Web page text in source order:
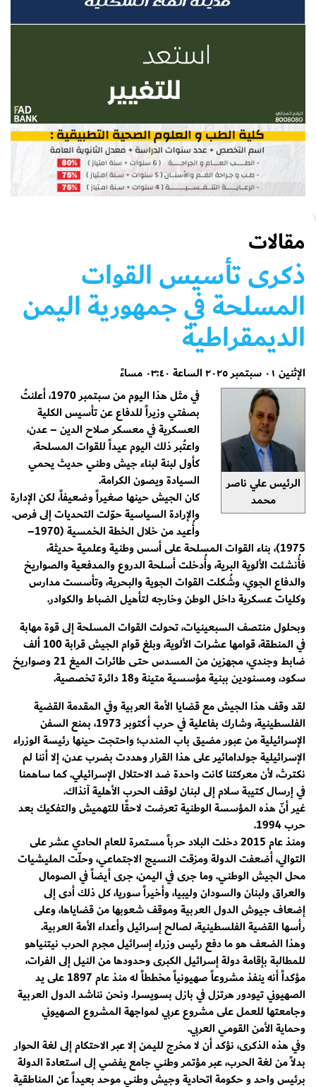
مقالات
ذكرى تأسيس القوات
المسلحة في جمهورية اليمن
الديمقراطية
الإثنين ٠١ سبتمبر ٢٠٢٥ الساعة ٠٣:٤٠ مساءً
الرئيس علي ناصر
محمد
في مثل هذا اليوم من سبتمبر 1970، أعلنتُ
بصفتي وزيراً للدفاع عن تأسيس الكلية
العسكرية في معسكر صلاح الدين – عدن،
واعتُبر ذلك اليوم عيداً للقوات المسلحة،
كأول لبنة لبناء جيش وطني حديث يحمي
السيادة ويصون الكرامة.
كان الجيش حينها صغيراً وضعيفاً، لكن الإدارة
والإرادة السياسية حوّلت التحديات إلى فرص.
وأُعيد من خلال الخطة الخمسية (1970–
1975)، بناء القوات المسلحة على أسس وطنية وعلمية حديثة،
فأُنشئت الألوية البرية، وأُدخلت أسلحة الدروع والمدفعية والصواريخ
والدفاع الجوي، وشُكلت القوات الجوية والبحرية، وتأسست مدارس
وكليات عسكرية داخل الوطن وخارجه لتأهيل الضباط والكوادر.
وبحلول منتصف السبعينيات، تحولت القوات المسلحة إلى قوة مهابة
في المنطقة، قوامها عشرات الألوية، وبلغ قوام الجيش قرابة 100 ألف
ضابط وجندي، مجهزين من المسدس حتى طائرات الميغ 21 وصواريخ
سكود، ومسنودين ببنية مؤسسية متينة و18 دائرة تخصصية.
لقد وقف هذا الجيش مع قضايا الأمة العربية وفي المقدمة القضية
الفلسطينية، وشارك بفاعلية في حرب أكتوبر 1973، بمنع السفن
الإسرائيلية من عبور مضيق باب المندب؛ واحتجت حينها رئيسة الوزراء
الإسرائيلية جولدامائير على هذا القرار وهددت بضرب عدن، إلا أننا لم
نكترث، لأن معركتنا كانت واحدة ضد الاحتلال الإسرائيلي. كما ساهمنا
في إرسال كتيبة سلام إلى لبنان لوقف الحرب الأهلية آنذاك.
غير أنّ هذه المؤسسة الوطنية تعرضت لاحقًا للتهميش والتفكيك بعد
حرب 1994.
ومنذ عام 2015 دخلت البلاد حرباً مستمرة للعام الحادي عشر على
التوالي، أضعفت الدولة ومزقت النسيج الاجتماعي، وحلّت المليشيات
محل الجيش الوطني. وما جرى في اليمن، جرى أيضاً في الصومال
والعراق ولبنان والسودان وليبيا، وأخيراً سوريا، كل ذلك أدى إلى
إضعاف جيوش الدول العربية وموقف شعوبها من قضاياها، وعلى
رأسها القضية الفلسطينية، لصالح إسرائيل وأعداء الأمة العربية.
وهذا الضعف هو ما دفع رئيس وزراء إسرائيل مجرم الحرب نيتنياهو
للمطالبة بإقامة دولة إسرائيل الكبرى وحدودها من النيل إلى الفرات،
مؤكداً أنه ينفذ مشروعاً صهيونياً مخططاً له منذ عام 1897 على يد
الصهيوني تيودور هرتزل في بازل بسويسرا. ونحن نناشد الدول العربية
وجامعتها للعمل على مشروع عربي لمواجهة المشروع الصهيوني
وحماية الأمن القومي العربي.
وفي هذه الذكرى، نؤكد أن لا مخرج لليمن إلا عبر الاحتكام إلى لغة الحوار
بدلاً من لغة الحرب، عبر مؤتمر وطني جامع يفضي إلى استعادة الدولة
برئيس واحد و حكومة اتحادية وجيش وطني موحد بعيداً عن المناطقية